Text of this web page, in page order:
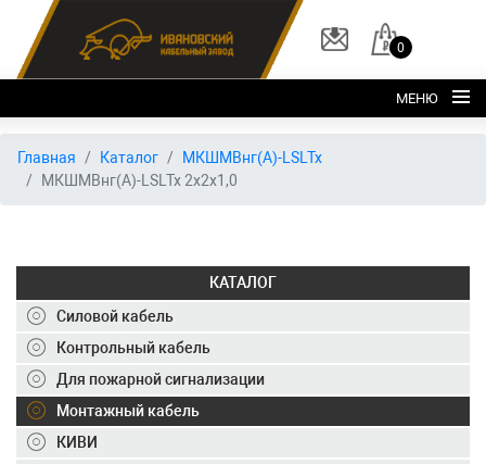
0
МЕНЮ
Главная
Склад
ОКЛ
Вакансии
Контакты
+7 (495) 150-40-20
Главная Каталог
МКШМВнг(А)-LSLTx
МКШМВнг(А)-LSLTx 2х2х1,0
КАТАЛОГ
Силовой кабель
Контрольный кабель
Для пожарной сигнализации
Монтажный кабель
КИВИ